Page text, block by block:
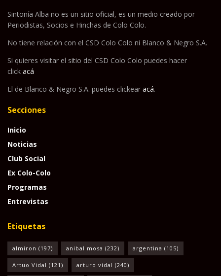
Sintonía Alba no es un sitio oficial, es un medio creado por
Periodistas, Socios e Hinchas de Colo Colo.
No tiene relación con el CSD Colo Colo ni Blanco & Negro S.A.
Si quieres visitar el sitio del CSD Colo Colo puedes hacer
click acá
El de Blanco & Negro S.A. puedes clickear acá.
Secciones
Inicio
Noticias
Club Social
Ex Colo-Colo
Programas
Entrevistas
Etiquetas
almiron (197) anibal mosa (232) argentina (105)
Artuo Vidal (121) arturo vidal (240)